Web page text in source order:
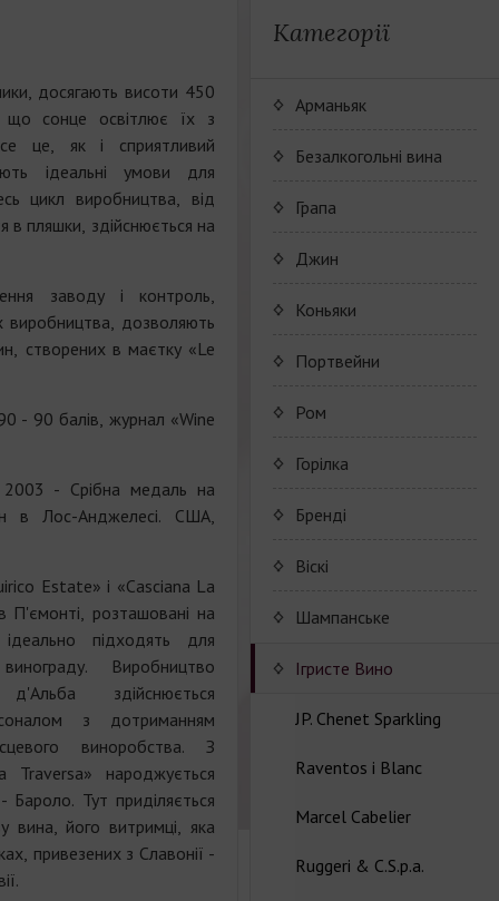
досягають висоти 450
що сонце освітлює їх з
це, як і сприятливий
ідеальні умови для
цикл виробництва, від
в пляшки, здійснюється на
заводу і контроль,
виробництва, дозволяють
створених в маєтку «Le
- 90 балів, журнал «Wine
2003 - Срібна медаль на
в Лос-Анджелесі. США,
Estate» і «Casciana La
П'ємонті, розташовані на
підходять для
Виробництво
здійснюється
з дотриманням
виноробства. З
Traversa» народжується
Бароло. Тут приділяється
вина, його витримці, яка
привезених з Славонії -
Категорії
Арманьяк
Безалкогольні вина
JP. Chenet Alcohol Free
Wine Series JP. Chenet
Arthur Merz Alcohol Free
Wine series Arthur Metz
Appalina Alcohol Free
Wine series Appalina
Alcohol Free
Грапа
Джин
Коньяки
Maison Camus
Cognac CAMUS
Портвейни
Porto Valdouro
Серия портвейнов
(Порто Вальдоро)
Ром
Navy Island Rum
Rum series Navy Island
Горілка
Бренді
JP. Chenet Brandy
JP. Chenet Brandy
Віскі
Шампанське
Champagne Drappier
Сhampagne Drappier
Champagne series
Nature
Iгристе Вино
JP. Chenet Sparkling
Wine series JP. Chenet
Ice Edition
Raventos i Blanc
Wine series Raventos i
Marcel Cabelier
Marcel Cabelier
Ruggeri & C.S.p.a.